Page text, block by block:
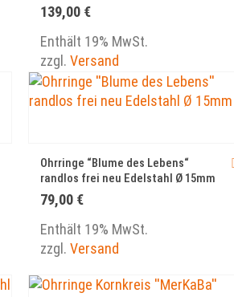
139,00 €
Enthält 19% MwSt.
zzgl. Versand
Ohrringe “Blume des Lebens“
randlos frei neu Edelstahl Ø 15mm
79,00 €
Enthält 19% MwSt.
zzgl. Versand